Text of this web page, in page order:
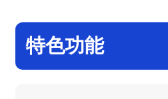
特色功能